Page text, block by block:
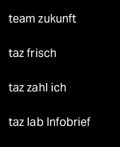
team zukunft
taz frisch
taz zahl ich
taz lab Infobrief